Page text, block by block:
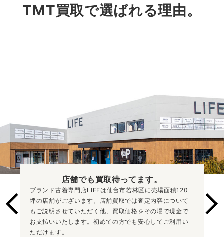
TMT買取で選ばれる理由。
店舗でも買取待ってます。
ブランド古着専門店LIFEは仙台市若林区に売場面積120
坪の店舗がございます。店舗買取では査定内容について
もご説明させていただく他、買取価格をその場で現金で
お支払いいたします。初めての方でも安心してご利用い
ただけます。